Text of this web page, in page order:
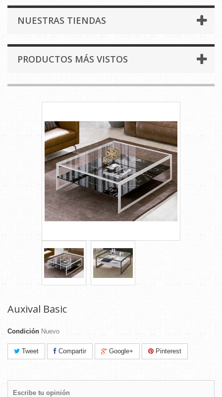
NUESTRAS TIENDAS
PRODUCTOS MÁS VISTOS
Auxival Basic
Condición Nuevo
Tweet Compartir Google+ Pinterest
Escribe tu opinión